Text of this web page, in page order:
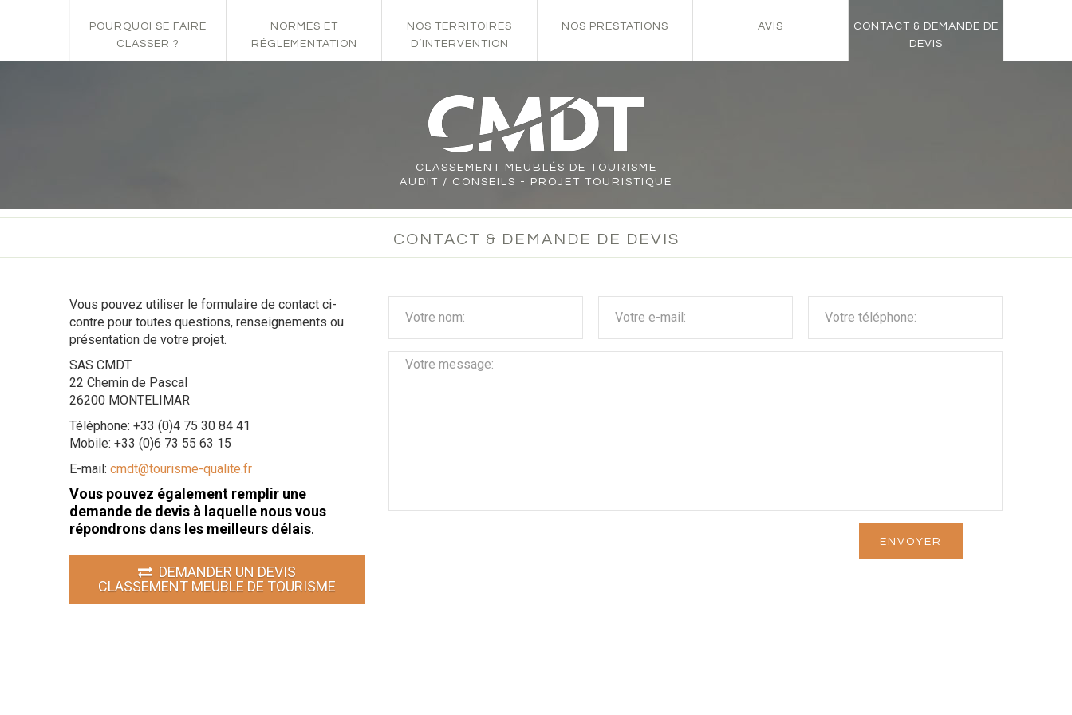
POURQUOI SE FAIRE
CLASSER ?
NORMES ET
RÉGLEMENTATION
NOS TERRITOIRES
D’INTERVENTION
NOS PRESTATIONS AVIS
CONTACT & DEMANDE DE
DEVIS
CLASSEMENT
MEUBLÉS DE TOURISME
AUDIT / CONSEILS - PROJET TOURISTIQUE
CONTACT & DEMANDE DE DEVIS
Vous pouvez utiliser le formulaire de contact ci-
contre pour toutes questions, renseignements ou
présentation de votre projet.
SAS CMDT
22 Chemin de Pascal
26200 MONTELIMAR
Téléphone: +33 (0)4 75 30 84 41
Mobile: +33 (0)6 73 55 63 15
E-mail: cmdt@tourisme-qualite.fr
Vous pouvez également remplir une
demande de devis à laquelle nous vous
répondrons dans les meilleurs délais.
DEMANDER UN DEVIS
CLASSEMENT MEUBLE DE TOURISME